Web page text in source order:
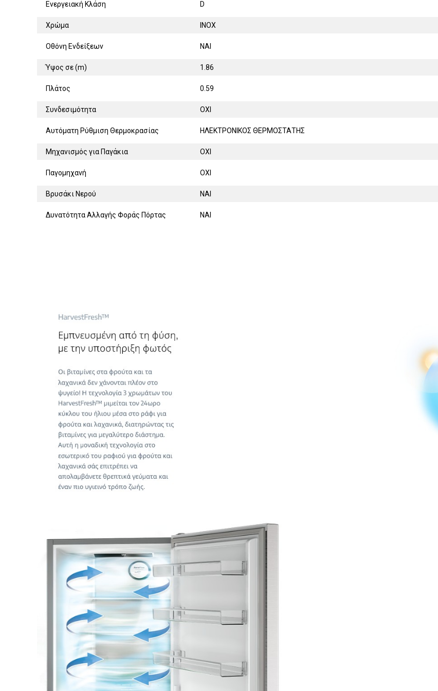
Ενεργειακή Κλάση D
Χρώμα INOX
Οθόνη Ενδείξεων ΝΑΙ
Ύψος σε (m) 1.86
Πλάτος 0.59
Συνδεσιμότητα ΟΧΙ
Αυτόματη Ρύθμιση Θερμοκρασίας ΗΛΕΚΤΡΟΝΙΚΟΣ ΘΕΡΜΟΣΤΑΤΗΣ
Μηχανισμός για Παγάκια ΟΧΙ
Παγομηχανή ΟΧΙ
Βρυσάκι Νερού ΝΑΙ
Δυνατότητα Αλλαγής Φοράς Πόρτας ΝΑΙ